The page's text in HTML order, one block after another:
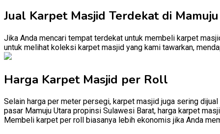
Jual Karpet Masjid Terdekat di
Jika Anda mencari tempat terdekat untuk membeli karpet
untuk melihat koleksi karpet masjid yang kami tawarkan,
Harga Karpet Masjid per Roll
Selain harga per meter persegi, karpet masjid juga sering
pasar Mamuju Utara propinsi Sulawesi Barat, harga karpet
Membeli karpet per roll biasanya lebih ekonomis jika Anda